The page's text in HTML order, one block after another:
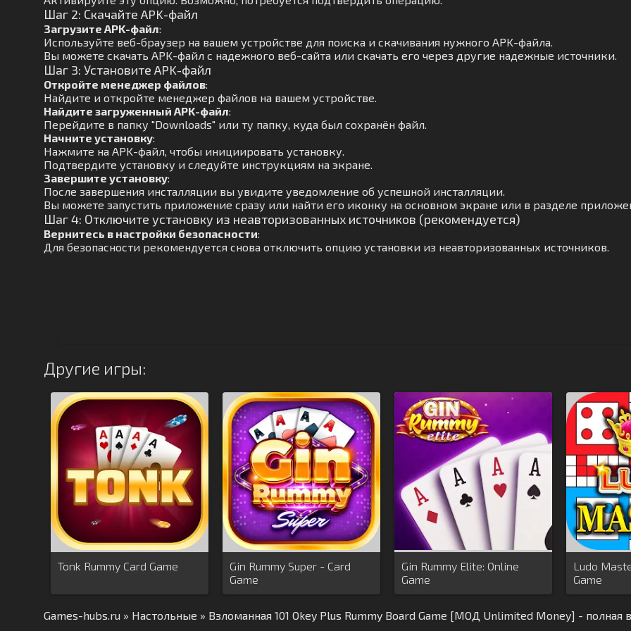
Шаг 2: Скачайте APK-файл
Загрузите APK-файл:
Используйте веб-браузер на вашем устройстве для поиска и скачивания нужного APK-файла.
Вы можете скачать APK-файл с надежного веб-сайта или скачать его через другие надежные источники.
Шаг 3: Установите APK-файл
Откройте менеджер файлов:
Найдите и откройте менеджер файлов на вашем устройстве.
Найдите загруженный APK-файл:
Перейдите в папку "Downloads" или ту папку, куда был сохранён файл.
Начните установку:
Нажмите на APK-файл, чтобы инициировать установку.
Подтвердите установку и следуйте инструкциям на экране.
Завершите установку:
После завершения инсталляции вы увидите уведомление об успешной инсталляции.
Вы можете запустить приложение сразу или найти его иконку на основном экране или в разделе
Шаг 4: Отключите установку из неавторизованных источников (рекомендуется)
Вернитесь в настройки безопасности:
Для безопасности рекомендуется снова отключить опцию установки из неавторизованных источников.
Другие игры:
Tonk Rummy Card Game
Gin Rummy Super - Card
Game
Gin Rummy Elite: Online
Game
Ludo
Game
Games-hubs.ru » Настольные » Взломанная 101 Okey Plus Rummy Board Game [МОД Unlimited Money] - полная